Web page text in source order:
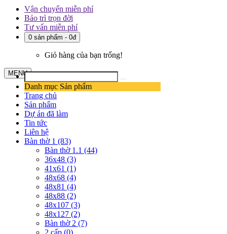
Vận chuyển miễn phí
Bảo trì trọn đời
Tư vấn miễn phí
0 sản phẩm - 0đ
Giỏ hàng của bạn trống!
MENU
Danh mục Sản phẩm
Trang chủ
Sản phẩm
Dự án đã làm
Tin tức
Liên hệ
Bàn thờ 1 (83)
Bàn thờ 1.1 (44)
36x48 (3)
41x61 (1)
48x68 (4)
48x81 (4)
48x88 (2)
48x107 (3)
48x127 (2)
Bàn thờ 2 (7)
2 cấp (0)